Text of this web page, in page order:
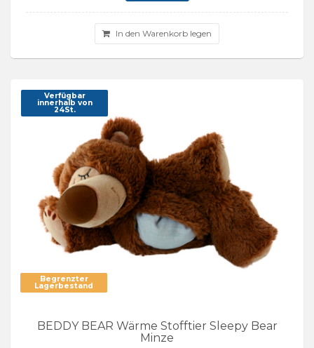
In den Warenkorb legen
Verfügbar
innerhalb von
24St.
Begrenzter
Lagerbestand
BEDDY BEAR Wärme Stofftier Sleepy Bear
Minze